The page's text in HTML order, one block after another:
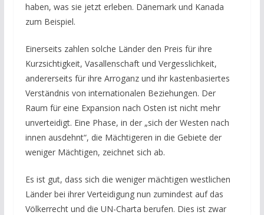
haben, was sie jetzt erleben. Dänemark und Kanada
zum Beispiel.
Einerseits zahlen solche Länder den Preis für ihre
Kurzsichtigkeit, Vasallenschaft und Vergesslichkeit,
andererseits für ihre Arroganz und ihr kastenbasiertes
Verständnis von internationalen Beziehungen. Der
Raum für eine Expansion nach Osten ist nicht mehr
unverteidigt. Eine Phase, in der „sich der Westen nach
innen ausdehnt“, die Mächtigeren in die Gebiete der
weniger Mächtigen, zeichnet sich ab.
Es ist gut, dass sich die weniger mächtigen westlichen
Länder bei ihrer Verteidigung nun zumindest auf das
Völkerrecht und die UN-Charta berufen. Dies ist zwar